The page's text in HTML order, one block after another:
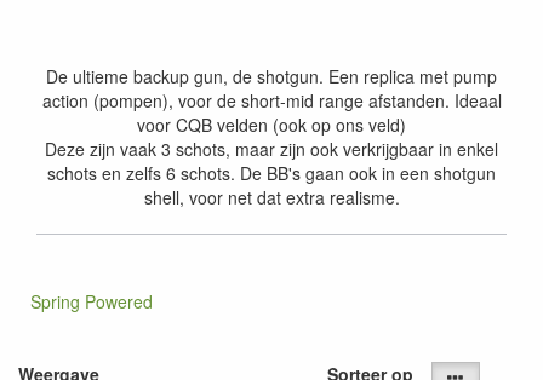
De ultieme backup gun, de shotgun. Een replica met pump
action (pompen), voor de short-mid range afstanden. Ideaal
voor CQB velden (ook op ons veld)
Deze zijn vaak 3 schots, maar zijn ook verkrijgbaar in enkel
schots en zelfs 6 schots. De BB's gaan ook in een shotgun
shell, voor net dat extra realisme.
Spring Powered
Weergave Sorteer op